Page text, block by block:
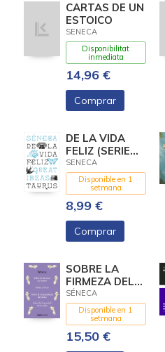
CARTAS DE UN
ESTOICO
SENECA
Disponibilitat
inmediata
14,96 €
Comprar
DE LA VIDA
FELIZ (SERIE
GREAT IDEAS)
SENECA
Disponible en 1
setmana
8,99 €
Comprar
SOBRE LA
FIRMEZA DEL
SABIO / SOBRE
EL OCIO /
SOBRE LA
TRANQUILIDAD
DEL ALMA / SO
SÉNECA
Disponible en 1
setmana
15,50 €